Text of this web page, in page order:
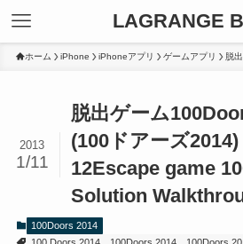
LAGRANGE
ホーム iPhone iPhoneアプリ ゲームアプリ 脱
脱出ゲーム
(100ドアーズ
12Escape game
Solution
2013
1/11
100Doors 2014